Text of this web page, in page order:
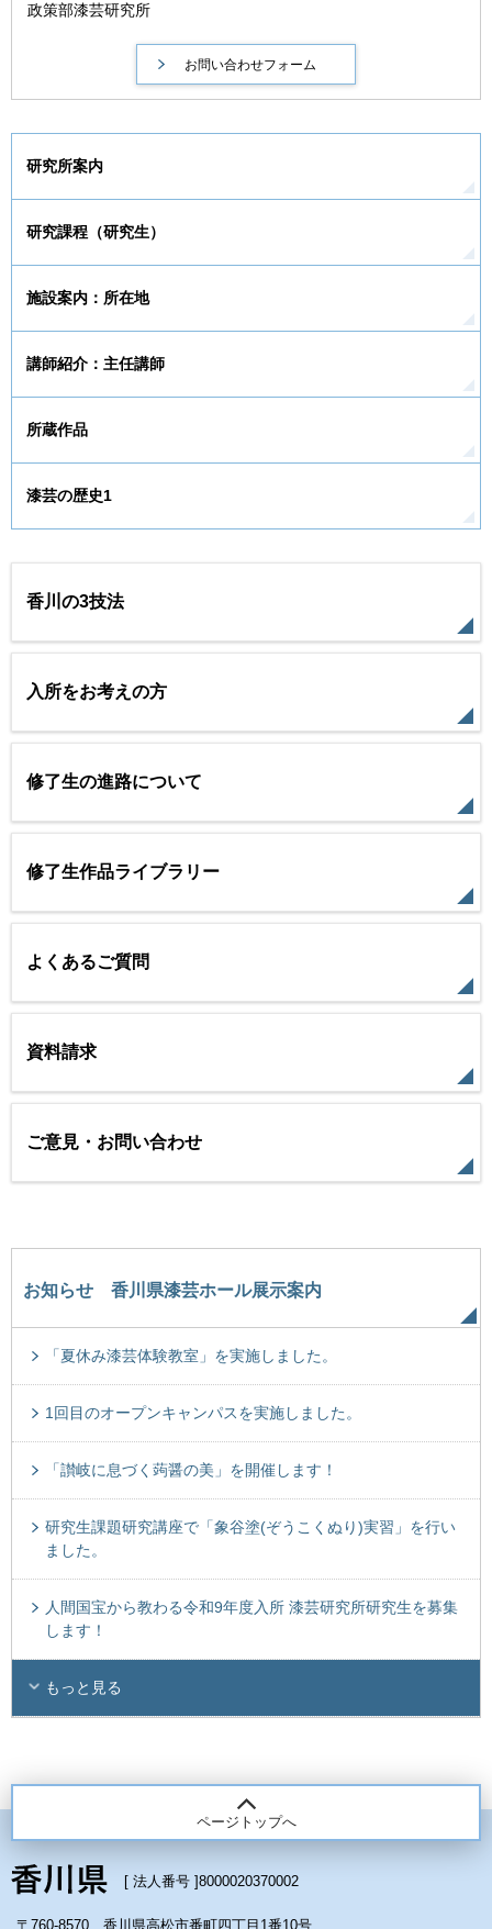
政策部漆芸研究所
研究所案内
研究課程（研究生）
施設案内：所在地
講師紹介：主任講師
所蔵作品
漆芸の歴史1
香川の3技法
入所をお考えの方
修了生の進路について
修了生作品ライブラリー
よくあるご質問
資料請求
ご意見・お問い合わせ
お知らせ 香川県漆芸ホール展示案内
「夏休み漆芸体験教室」を実施しました。
1回目のオープンキャンパスを実施しました。
「讃岐に息づく蒟醤の美」を開催します！
研究生課題研究講座で「象谷塗(ぞうこくぬり)実習」を行い
ました。
人間国宝から教わる令和9年度入所 漆芸研究所研究生を募集
します！
もっと見る
ページトップへ
[ 法人番号 ]8000020370002
〒760-8570 香川県高松市番町四丁目1番10号